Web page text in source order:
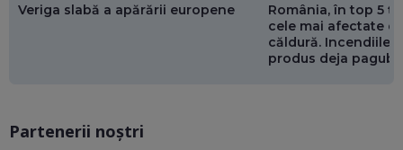
Veriga slabă a apărării europene
România, în top 5
cele mai afectate
căldură. Incendiile
produs deja
Partenerii noștri